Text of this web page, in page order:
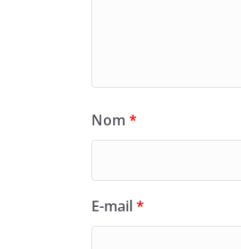
Nom *
E-mail*